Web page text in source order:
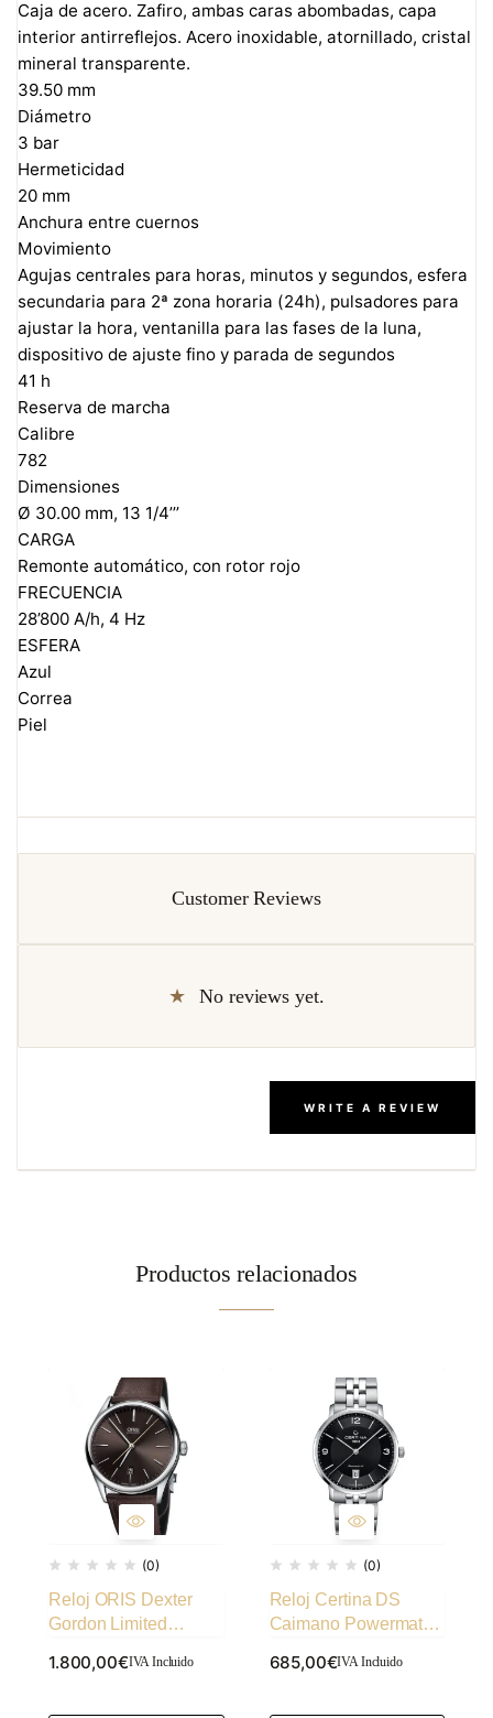
Caja de acero. Zafiro, ambas caras abombadas, capa
interior antirreflejos. Acero inoxidable, atornillado, cristal
mineral transparente.
39.50 mm
Diámetro
3 bar
Hermeticidad
20 mm
Anchura entre cuernos
Movimiento
Agujas centrales para horas, minutos y segundos, esfera
secundaria para 2ª zona horaria (24h), pulsadores para
ajustar la hora, ventanilla para las fases de la luna,
dispositivo de ajuste fino y parada de segundos
41 h
Reserva de marcha
Calibre
782
Dimensiones
Ø 30.00 mm, 13 1/4’’’
CARGA
Remonte automático, con rotor rojo
FRECUENCIA
28’800 A/h, 4 Hz
ESFERA
Azul
Correa
Piel
Customer Reviews
No reviews yet.
WRITE A REVIEW
Productos relacionados
(0)
Reloj ORIS Dexter
Gordon Limited
1.800,00€IVA Incluido
(0)
Reloj Certina DS
Caimano Powermatic
685,00€IVA Incluido